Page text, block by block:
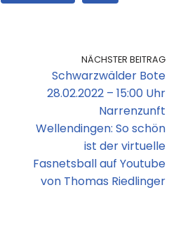
NÄCHSTER BEITRAG
Schwarzwälder Bote
28.02.2022 – 15:00 Uhr
Narrenzunft
Wellendingen: So schön
ist der virtuelle
Fasnetsball auf Youtube
von Thomas Riedlinger